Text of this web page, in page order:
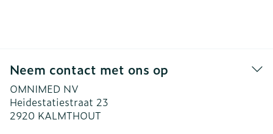
Neem contact met ons op
OMNIMED NV
Heidestatiestraat 23
2920 KALMTHOUT